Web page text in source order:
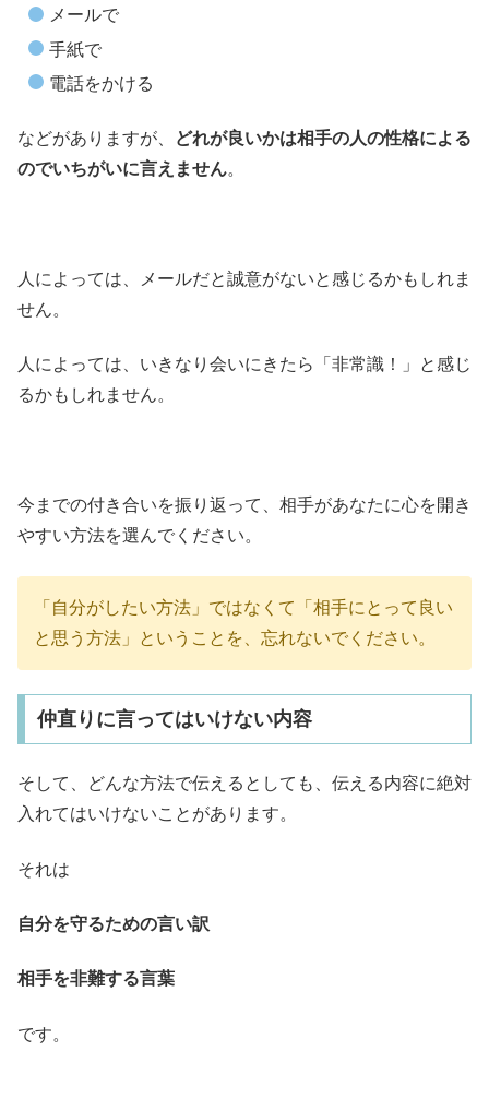
メールで
手紙で
電話をかける
などがありますが、
どれが良いかは相手の人の性格による
のでいちがいに言えません。
人によっては、メールだと誠意がないと感じるかもしれま
せん。
人によっては、いきなり会いにきたら「非常識！」と感じ
るかもしれません。
今までの付き合いを振り返って、相手があなたに心を開き
やすい方法を選んでください。
「自分がしたい方法」ではなくて「相手にとって良い
と思う方法」ということを、忘れないでください。
仲直りに言ってはいけない内容
そして、どんな方法で伝えるとしても、伝える内容に絶対
入れてはいけないことがあります。
それは
自分を守るための言い訳
相手を非難する言葉
です。